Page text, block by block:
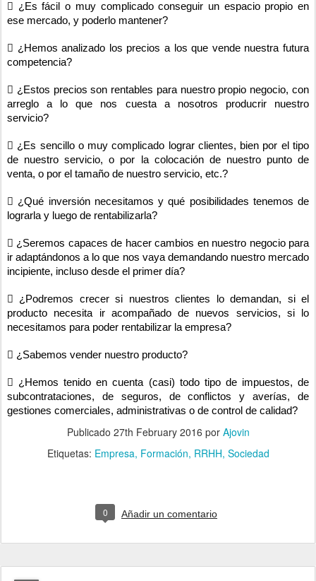
 ¿Es fácil o muy complicado conseguir un espacio propio en
ese mercado, y poderlo mantener?
 ¿Hemos analizado los precios a los que vende nuestra futura
competencia?
 ¿Estos precios son rentables para nuestro propio negocio, con
arreglo a lo que nos cuesta a nosotros producrir nuestro
servicio?
 ¿Es sencillo o muy complicado lograr clientes, bien por el tipo
de nuestro servicio, o por la colocación de nuestro punto de
venta, o por el tamaño de nuestro servicio, etc.?
 ¿Qué inversión necesitamos y qué posibilidades tenemos de
lograrla y luego de rentabilizarla?
 ¿Seremos capaces de hacer cambios en nuestro negocio para
ir adaptándonos a lo que nos vaya demandando nuestro mercado
incipiente, incluso desde el primer día?
 ¿Podremos crecer si nuestros clientes lo demandan, si el
producto necesita ir acompañado de nuevos servicios, si lo
necesitamos para poder rentabilizar la empresa?
 ¿Sabemos vender nuestro producto?
 ¿Hemos tenido en cuenta (casi) todo tipo de impuestos, de
subcontrataciones, de seguros, de conflictos y averías, de
gestiones comerciales, administrativas o de control de calidad?
Publicado 27th February 2016 por Ajovin
Etiquetas: Empresa Formación RRHH Sociedad
0 Añadir un comentario